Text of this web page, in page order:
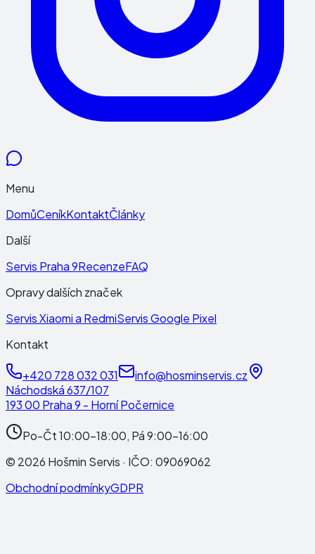
Menu
DomůCeníkKontaktČlánky
Další
Servis Praha 9RecenzeFAQ
Opravy dalších značek
Servis Xiaomi a RedmiServis Google Pixel
Kontakt
+420 728 032 031
info@hosminservis.cz
Náchodská 637/107
193 00 Praha 9 - Horní Počernice
Po-Čt 10:00-18:00, Pá 9:00-16:00
© 2026 Hošmin Servis · IČO: 09069062
Obchodní podmínkyGDPR